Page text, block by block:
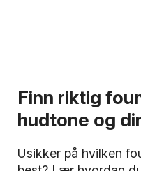
Finn riktig
hudtone og
Usikker på hvilken